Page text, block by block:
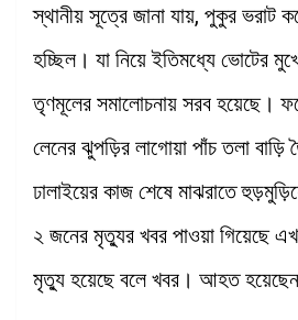
স্থানীয় সূত্রে জানা যায়, পুকুর ভরাট
হচ্ছিল। যা নিয়ে ইতিমধ্যে ভোটের
তৃণমূলের সমালোচনায় সরব হয়েছে।
লেনের ঝুপড়ির লাগোয়া পাঁচ তলা বাড়ি
ঢালাইয়ের কাজ শেষে মাঝরাতে
২ জনের মৃত্যুর খবর পাওয়া গিয়েছে
মৃত্যু হয়েছে বলে খবর। আহত